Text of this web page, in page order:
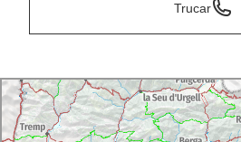
Trucar